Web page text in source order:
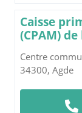
Caisse
(CPAM)
Centre
34300, Agde